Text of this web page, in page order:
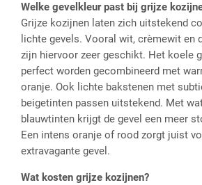
Welke gevelkleur past bij grijze
Grijze kozijnen laten zich uitstekend
lichte gevels. Vooral wit, crèmewit en
zijn hiervoor zeer geschikt. Het koele
perfect worden gecombineerd met
oranje. Ook lichte bakstenen met
beigetinten passen uitstekend. Met
blauwtinten krijgt de gevel een meer
Een intens oranje of rood zorgt juist
extravagante gevel.
Wat kosten grijze kozijnen?